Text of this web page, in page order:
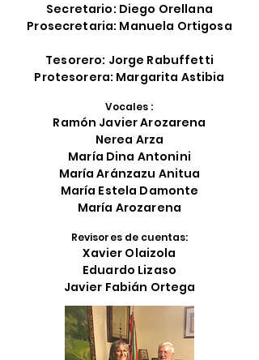
Secretario: Diego Orellana
Prosecretaria: Manuela Ortigosa
Tesorero: Jorge Rabuffetti
Protesorera: Margarita Astibia
Vocales :
Ramón Javier Arozarena
Nerea Arza
María Dina Antonini
María Aránzazu Anitua
María Estela Damonte
María Arozarena
Revisores de cuentas:
Xavier Olaizola
Eduardo Lizaso
Javier Fabián Ortega